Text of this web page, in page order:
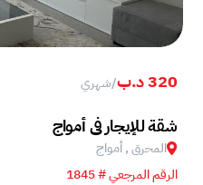
في جزيرة أمواج
320 د.ب /شهري
شقة للإيجار في أمواج
المحرق , أمواج
الرقم المرجعي # 1845